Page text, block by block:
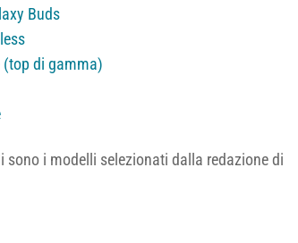
Buds
(top di gamma)
i modelli selezionati dalla redazione di